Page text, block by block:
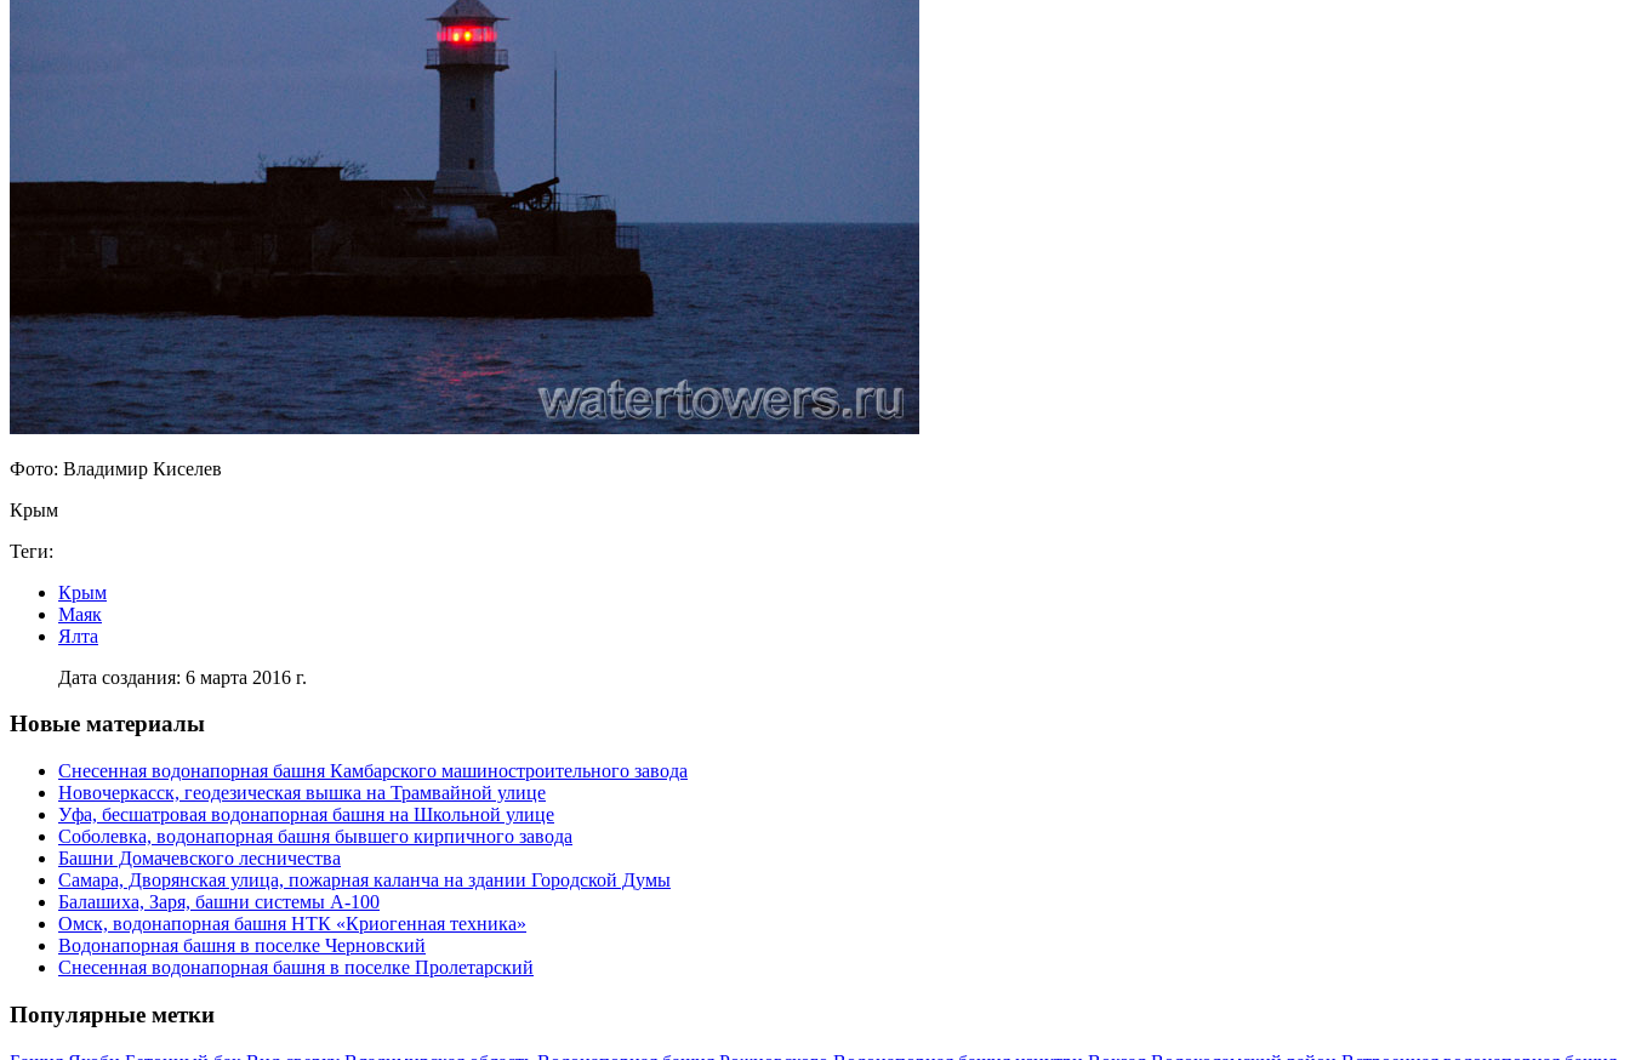
Фото: Владимир Киселев
Крым
Теги:
Крым
Маяк
Ялта
Дата создания: 6 марта 2016 г.
Новые материалы
Снесенная водонапорная башня Камбарского машиностроительного завода
Новочеркасск, геодезическая вышка на Трамвайной улице
Уфа, бесшатровая водонапорная башня на Школьной улице
Соболевка, водонапорная башня бывшего кирпичного завода
Башни Домачевского лесничества
Самара, Дворянская улица, пожарная каланча на здании Городской Думы
Балашиха, Заря, башни системы А-100
Омск, водонапорная башня НТК «Криогенная техника»
Водонапорная башня в поселке Черновский
Снесенная водонапорная башня в поселке Пролетарский
Популярные метки